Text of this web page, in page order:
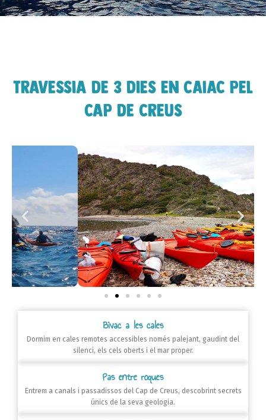
Travessia de 3 dies en CAIAC pel
Cap de Creus
Bivac a les cales
Dormim en cales remotes accessibles només palejant, gaudint del
silenci, els cels oberts i el mar proper.
Pas entre roques
Entrem a canals i passadissos del Cap de Creus, descobrint secrets
únics de la seva geologia.